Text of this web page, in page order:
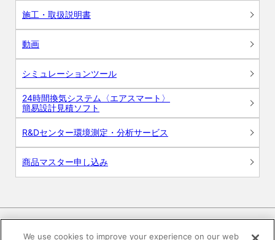
施工・取扱説明書
動画
シミュレーションツール
24時間換気システム〈エアスマート〉
簡易設計見積ソフト
R&Dセンター環境測定・分析サービス
商品マスター申し込み
We use cookies to improve your experience on our web